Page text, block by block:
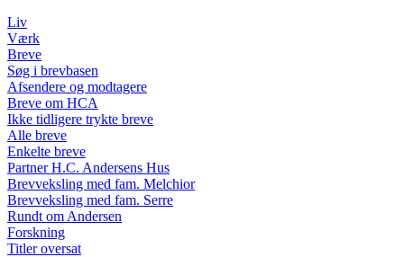
Liv
Værk
Breve
Søg i brevbasen
Afsendere og modtagere
Breve om HCA
Ikke tidligere trykte breve
Alle breve
Enkelte breve
Partner H.C. Andersens Hus
Brevveksling med fam. Melchior
Brevveksling med fam. Serre
Rundt om Andersen
Forskning
Titler oversat